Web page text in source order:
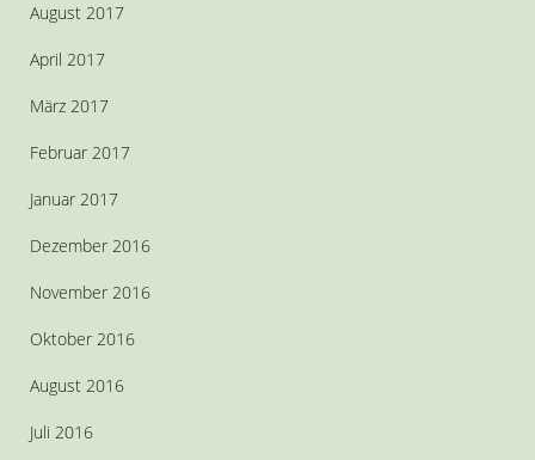
August 2017
April 2017
März 2017
Februar 2017
Januar 2017
Dezember 2016
November 2016
Oktober 2016
August 2016
Juli 2016